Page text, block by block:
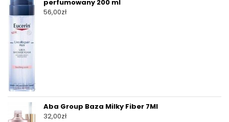
perfumowany 200 ml
56,00zł
Aba Group Baza Milky Fiber 7Ml
32,00zł